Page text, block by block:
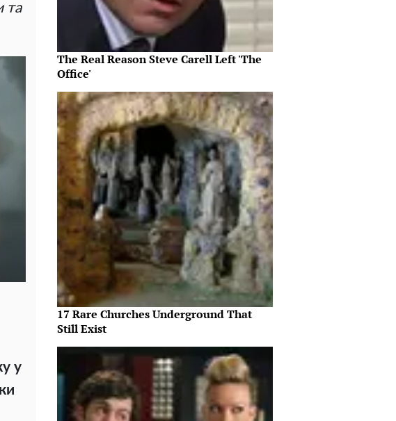
та
у
The Real Reason Steve Carell Left 'The
Office'
17 Rare Churches Underground That
Still Exist